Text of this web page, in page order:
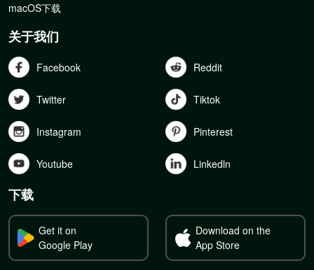
macOS下载
关于我们
Facebook Reddit
Twitter Tiktok
Instagram Pinterest
Youtube Linkedln
下载
Get it on
Google Play
Download on the
App Store